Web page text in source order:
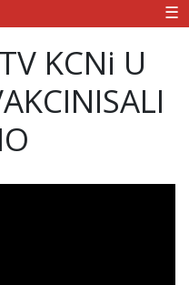
☰
KCNi U